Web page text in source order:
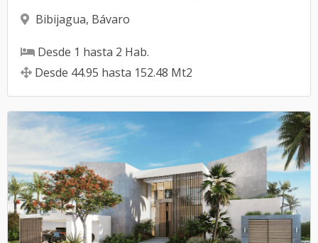
Bibijagua, Bávaro
Desde 1 hasta 2 Hab.
Desde 44.95 hasta 152.48 Mt2